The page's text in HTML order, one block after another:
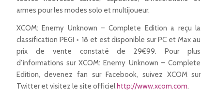
armes pour les modes solo et multijoueur.
XCOM: Enemy Unknown – Complete Edition a reçu la
classification PEGI + 18 et est disponible sur PC et Max au
prix de vente constaté de 29€99. Pour plus
d’informations sur XCOM: Enemy Unknown – Complete
Edition, devenez fan sur Facebook, suivez XCOM sur
Twitter et visitez le site officiel http://www.xcom.com.